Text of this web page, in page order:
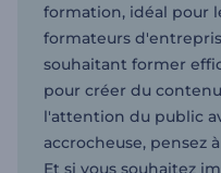
formation, idéal pour
formateurs
souhaitant former
pour créer du
l'attention du public
accrocheuse, pensez
Et si vous souhaitez